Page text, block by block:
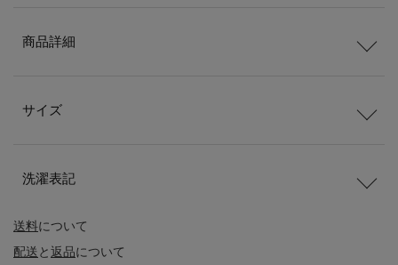
送料について
配送と返品について
商品詳細
サイズ
洗濯表記